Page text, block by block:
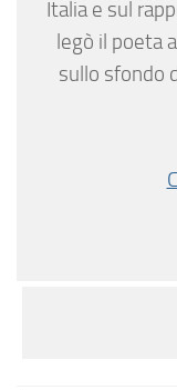
Italia e sul
legò il poeta
sullo sfondo